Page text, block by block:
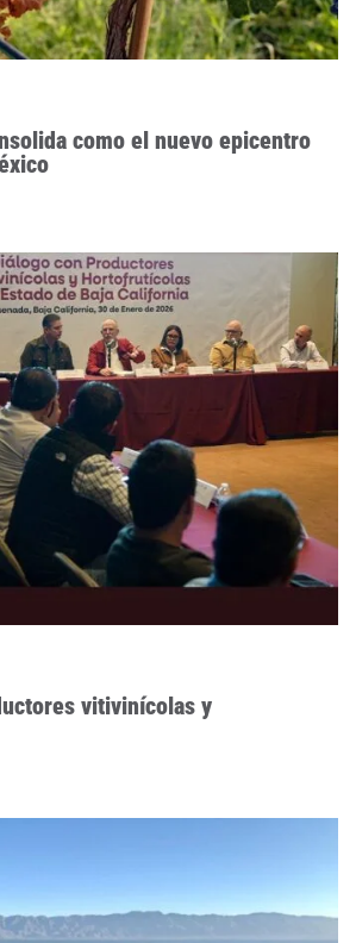
como el nuevo epicentro
vitivinícolas y